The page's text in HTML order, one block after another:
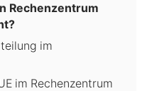
Rechenzentrum
im
im Rechenzentrum